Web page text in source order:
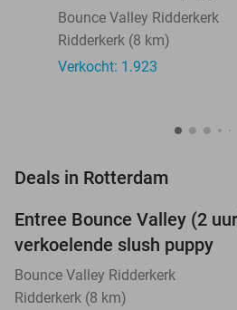
Bounce Valley Ridderkerk
Ridderkerk (8 km)
Verkocht: 1.923
Deals in Rotterdam
Entree Bounce Valley (2
verkoelende slush puppy
Bounce Valley Ridderkerk
Ridderkerk (8 km)